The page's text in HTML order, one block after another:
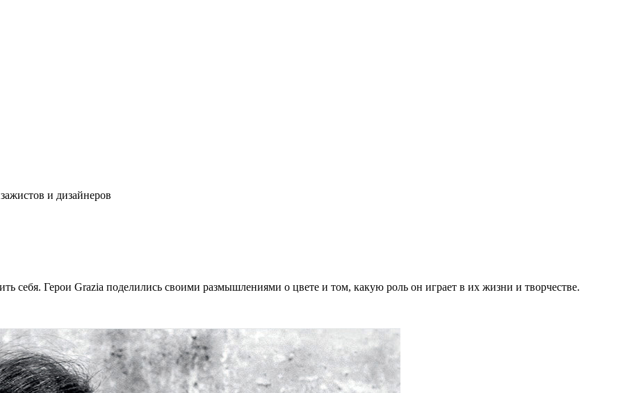
и дизайнеров
себя. Герои Grazia поделились своими размышлениями о цвете и том, какую роль он играет в их жизни и творчестве.